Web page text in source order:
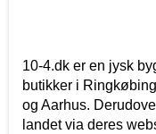
10-4.dk er en jysk
butikker i
og Aarhus.
landet via deres